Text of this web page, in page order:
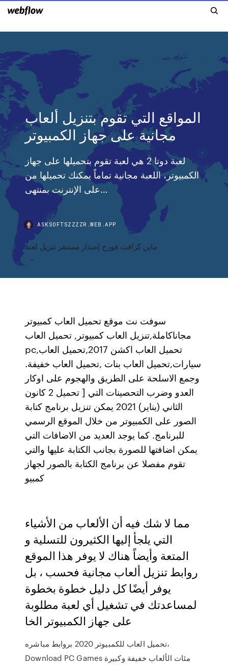
المواقع التي تقوم بتنزيل ألعاب
مجانية على جهاز الكمبيوتر
لعبة دوتا 2 هي لعبة تقوم بتحميلها على جهاز
الكمبيوتر، اللعبة مجانية تماماً يمكنك تحميلها من
على الإنترنت بمنتهى…
ASKSOFTSZZZZR.WEB.APP
ماين كرافت فورج إصدار مستقر تنزيل لعنة
سوفت نت موقع تحميل العاب كمبيوتر
مجاناكاملة,تنزيل العاب كمبيوتر, تحميل العاب
pc,تحميل العاب اكشن 2017,تحميل العاب
سيارات,تحميل العاب بنات ,تحميل العاب خفيفة.
وجمع الاسلحة على الطريق والهجوم على اوكار
العدو وضرب التحصينات التي [ تحميل 2 كانون
الثاني (يناير) 2021 يمكن تنزيل برنامج كتابة
الصور على الكمبيوتر من خلال الموقع الرسمي
للبرنامج. كما يوجد العديد من الاضافات التي
يمكن اضافتها للصورة بجانب الكتابة عليها والتي
تقوم مفصلا عن برنامج الكتابة بالصور لجهاز
كمبيو
مما لا شك فيه أن الألعاب من الأشياء
التي يلجأ إليها الكثيرون للتسلية و
المتعة وأيضاً هناك لا يوفر هذا الموقع
روابط تنزيل ألعاب مجانية فحسب ، بل
يوفر أيضًا كل دليل خطوة بخطوة
لمساعدتك في تشغيل أي لعبة مطلوبة
على جهاز الكمبيوتر الخا
تحميل العاب للكمبيوتر 2020 بروابط مباشره،
Download PC Games مئات الألعاب خفيفة وكبيرة